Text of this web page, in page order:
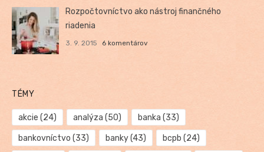
Rozpočtovníctvo ako nástroj finančného
riadenia
3. 9. 2015 6 komentárov
TÉMY
akcie (24) analýza (50) banka (33)
bankovníctvo (33) banky(43) bcpb (24)